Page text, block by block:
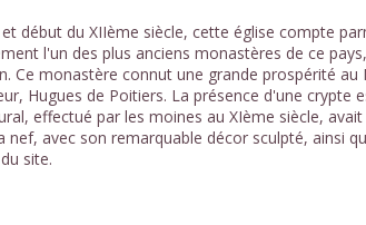
début du XIIème siècle, cette église compte
l'un des plus anciens monastères de ce
Ce monastère connut une grande prospérité au
Hugues de Poitiers. La présence d'une crypte
effectué par les moines au XIème siècle,
nef, avec son remarquable décor sculpté, ainsi
site.